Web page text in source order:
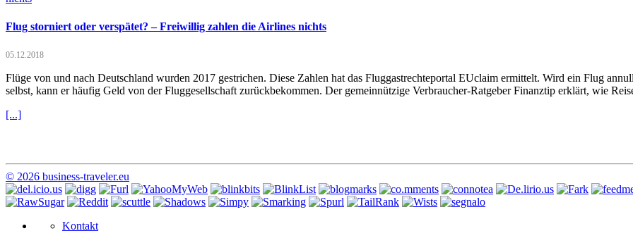
Flug storniert oder verspätet? – Freiwillig zahlen die Airlines nichts
05.12.2018
Flüge von und nach Deutschland wurden 2017 gestrichen. Diese Zahlen hat das Fluggastrechteportal EUclaim ermittelt. Wird ein Flug
selbst, kann er häufig Geld von der Fluggesellschaft zurückbekommen. Der gemeinnützige Verbraucher-Ratgeber Finanztip erklärt, wie
[...]
© 2026 business-traveler.eu
Kontakt